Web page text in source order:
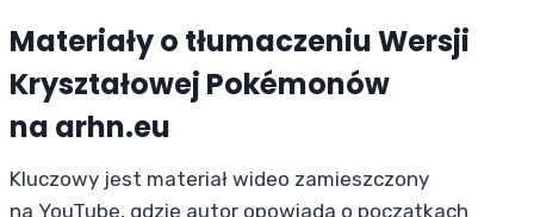
Materiały o tłumaczeniu Wersji
Kryształowej Pokémonów
na arhn.eu
Kluczowy jest materiał wideo zamieszczony
na YouTube, gdzie autor opowiada o początkach